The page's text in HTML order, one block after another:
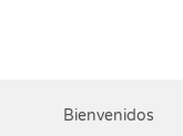
Bienvenidos